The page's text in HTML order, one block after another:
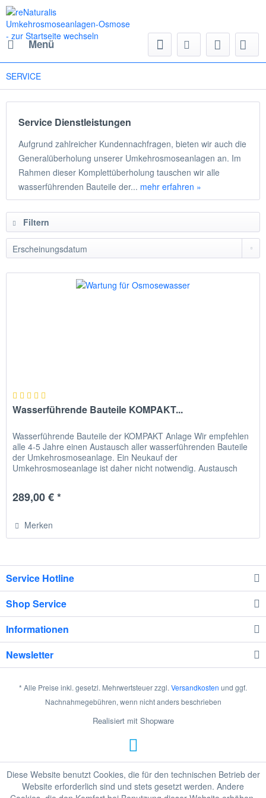
Menü
SERVICE
Service Dienstleistungen
Aufgrund zahlreicher Kundennachfragen, bieten wir auch die
Generalüberholung unserer Umkehrosmoseanlagen an. Im
Rahmen dieser Komplettüberholung tauschen wir alle
wasserführenden Bauteile der... mehr erfahren »
Filtern
Wasserführende Bauteile KOMPAKT...
Wasserführende Bauteile der KOMPAKT Anlage Wir empfehlen
alle 4-5 Jahre einen Austausch aller wasserführenden Bauteile
der Umkehrosmoseanlage. Ein Neukauf der
Umkehrosmoseanlage ist daher nicht notwendig. Austausch
289,00 € *
Merken
Service Hotline
Shop Service
Informationen
Newsletter
* Alle Preise inkl. gesetzl. Mehrwertsteuer zzgl. Versandkosten und ggf.
Nachnahmegebühren, wenn nicht anders beschrieben
Realisiert mit Shopware
Diese Website benutzt Cookies, die für den technischen Betrieb der
Website erforderlich sind und stets gesetzt werden. Andere